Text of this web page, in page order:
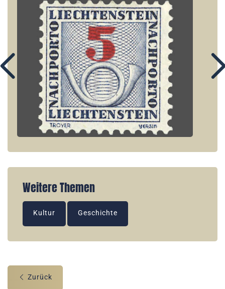
Weitere Themen
Kultur Geschichte
Zurück